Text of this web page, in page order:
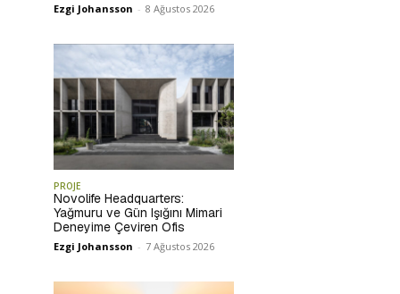
Ezgi Johansson - 8 Ağustos 2026
PROJE
Novolife Headquarters:
Yağmuru ve Gün Işığını Mimari
Deneyime Çeviren Ofis
Ezgi Johansson - 7 Ağustos 2026